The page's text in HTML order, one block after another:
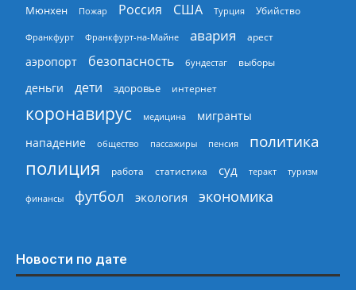
Мюнхен Пожар Россия США Турция Убийство
Франкфурт Франкфурт-на-Майне авария арест
аэропорт безопасность бундестаг выборы
деньги дети здоровье интернет
коронавирус медицина
мигранты
нападение
общество пассажиры пенсия политика
полиция работа статистика суд теракт туризм
финансы футбол экология экономика
Новости по дате